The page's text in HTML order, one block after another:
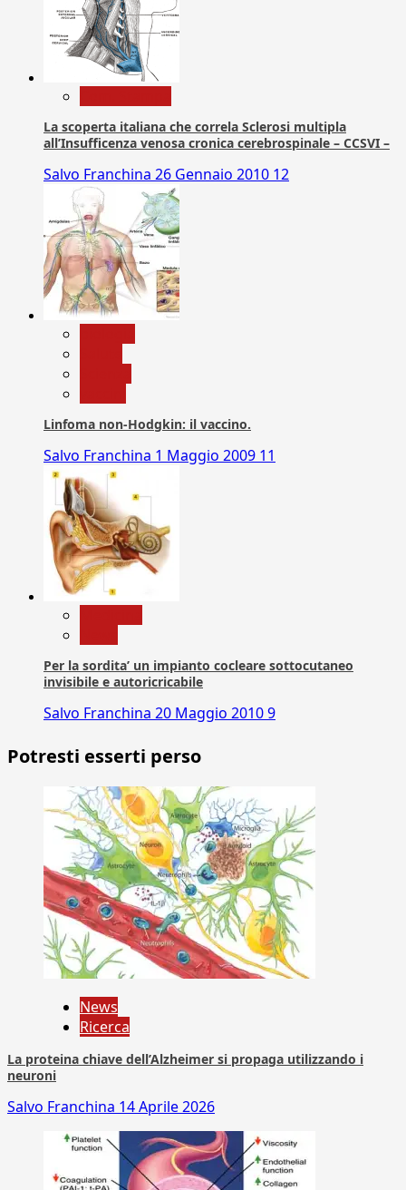
La scoperta italiana che correla Sclerosi multipla
all’Insufficenza venosa cronica cerebrospinale – CCSVI –
Salvo Franchina 26 Gennaio 2010 12
Linfoma non-Hodgkin: il vaccino.
Salvo Franchina 1 Maggio 2009 11
Per la sordita’ un impianto cocleare sottocutaneo
invisibile e autoricricabile
Salvo Franchina 20 Maggio 20109
Potresti esserti perso
News
Ricerca
La proteina chiave dell’Alzheimer si propaga utilizzando i
neuroni
Salvo Franchina 14 Aprile 2026